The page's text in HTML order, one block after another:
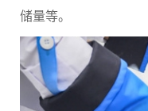
储量等。